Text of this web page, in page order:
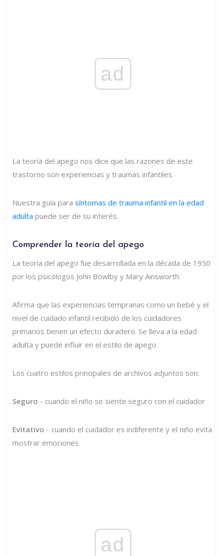
ad
La teoría del apego nos dice que las razones de este
trastorno son experiencias y traumas infantiles.
Nuestra guía para síntomas de trauma infantil en la edad
adulta puede ser de su interés.
Comprender la teoría del apego
La teoría del apego fue desarrollada en la década de 1950
por los psicólogos John Bowlby y Mary Ainsworth.
Afirma que las experiencias tempranas como un bebé y el
nivel de cuidado infantil recibido de los cuidadores
primarios tienen un efecto duradero. Se lleva a la edad
adulta y puede influir en el estilo de apego.
Los cuatro estilos principales de archivos adjuntos son:
Seguro - cuando el niño se siente seguro con el cuidador
Evitativo - cuando el cuidador es indiferente y el niño evita
mostrar emociones
ad